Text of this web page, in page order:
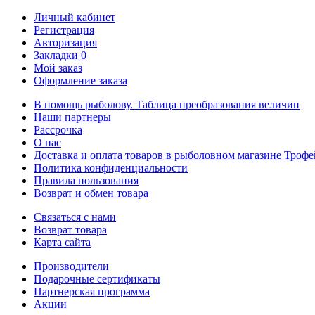
Личный кабинет
Регистрация
Авторизация
Закладки 0
Мой заказ
Оформление заказа
В помощь рыболову. Таблица преобразования величин
Наши партнеры
Рассрочка
О нас
Доставка и оплата товаров в рыболовном магазине
Политика конфиденциальности
Правила пользования
Возврат и обмен товара
Связаться с нами
Возврат товара
Карта сайта
Производители
Подарочные сертификаты
Партнерская программа
Акции